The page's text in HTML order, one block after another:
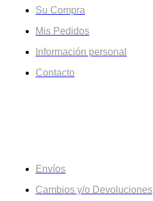
Su Compra
Mis Pedidos
Información personal
Contacto
Envíos
Cambios y/o Devoluciones